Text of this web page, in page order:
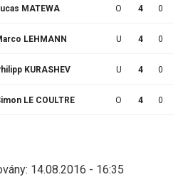
MATEWA O 4 0
LEHMANN U 4 0
KURASHEV U 4 0
LE COULTRE O 4 0
14.08.2016 - 16:35